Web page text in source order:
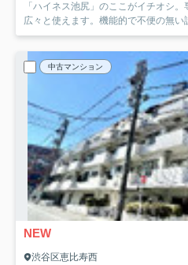
「ハイネス池尻」のここがイチオシ
広々と使えます。機能的で不便の無い
中古マンション
NEW
渋谷区恵比寿西